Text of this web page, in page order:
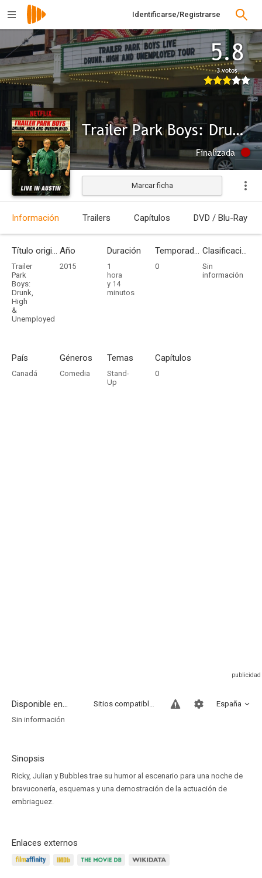
Identificarse/Registrarse
5.8
3 votos
Trailer Park Boys: Drunk, High & Unemployed
Finalizada
Marcar ficha
Información Trailers Capítulos DVD / Blu-Ray
Título original
Trailer
Park
Boys:
Drunk,
High
&
Unemployed
Año
2015
Duración
1
hora
y 14
minutos
Temporadas
0
Clasificación por edades
Sin
información
País
Canadá
Géneros
Comedia
Temas
Stand-
Up
Capítulos
0
Disponible en... España
Sitios compatibles
Sin información
Sinopsis
Ricky, Julian y Bubbles trae su humor al escenario para una noche de
bravuconería, esquemas y una demostración de la actuación de
embriaguez.
Enlaces externos